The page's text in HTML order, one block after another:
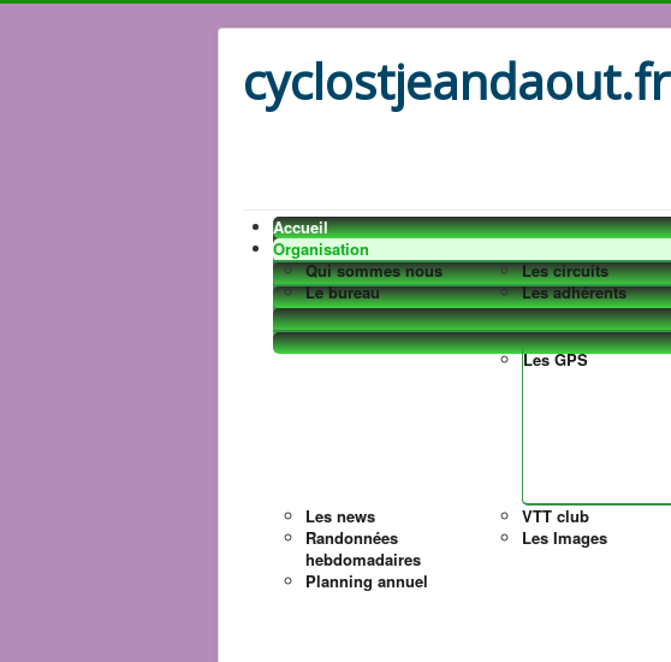
cyclostjeandaout.fr
Accueil
Organisation
Qui sommes nous
Le bureau
Les circuits
Les adhérents
Les GPS
Les news
Randonnées
hebdomadaires
Planning annuel
VTT club
Les Images